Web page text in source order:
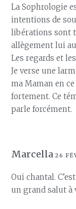
La Sophrologie
intentions de
libérations sont
allègement lui
Les regards et
Je verse une
ma Maman en
fortement. Ce
parle forcément.
Marcella26
Oui chantal.
un grand salut à